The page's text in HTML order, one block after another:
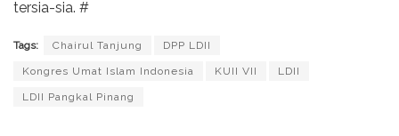
tersia-sia. #
Tags: Chairul Tanjung DPP LDII
Kongres Umat Islam Indonesia KUII VII LDII
LDII Pangkal Pinang